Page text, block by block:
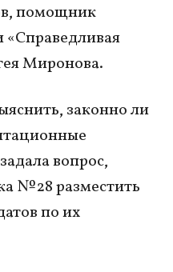
помощник
Миронова.
законно ли
вопрос,
№ 28 разместить
по их